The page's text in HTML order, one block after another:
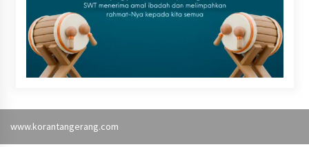
www.korantangerang.com